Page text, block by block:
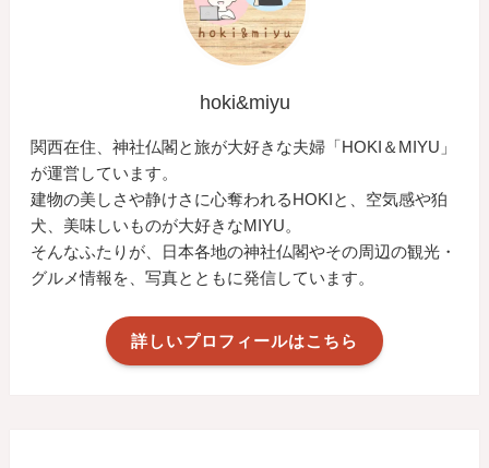
hoki&miyu
関西在住、神社仏閣と旅が大好きな夫婦「HOKI＆MIYU」
が運営しています。
建物の美しさや静けさに心奪われるHOKIと、空気感や狛
犬、美味しいものが大好きなMIYU。
そんなふたりが、日本各地の神社仏閣やその周辺の観光・
グルメ情報を、写真とともに発信しています。
詳しいプロフィールはこちら